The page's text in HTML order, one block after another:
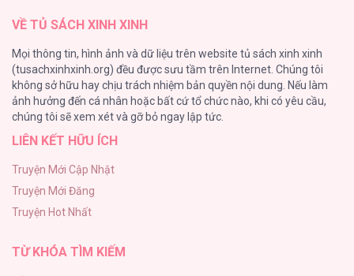
CẬU LÀ THẾ GIỚI CỦA TÔI [...] – Chap 11
75
Vương Miện Lục Bảo
75
Chào Mừng Đến Với Văn Hóa Milf
ONESHOT CHỊCH
68
VỀ TỦ SÁCH XINH XINH
Mọi thông tin, hình ảnh và dữ liệu trên website tủ sách xinh xinh
(tusachxinhxinh.org) đều được sưu tầm trên Internet. Chúng tôi
không sở hữu hay chịu trách nhiệm bản quyền nội dung. Nếu làm
ảnh hưởng đến cá nhân hoặc bất cứ tổ chức nào, khi có yêu cầu,
chúng tôi sẽ xem xét và gỡ bỏ ngay lập tức.
LIÊN KẾT HỮU ÍCH
Truyện Mới Cập Nhật
Truyện Mới Đăng
Truyện Hot Nhất
TỪ KHÓA TÌM KIẾM